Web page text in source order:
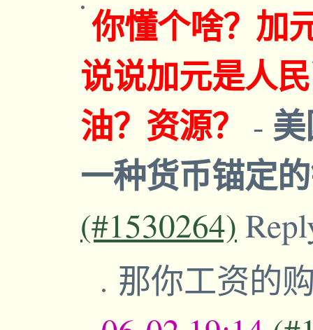
你懂个啥？加
说说加元是人
油？资源？ -
一种货币锚定
(#1530264)
那你工资的